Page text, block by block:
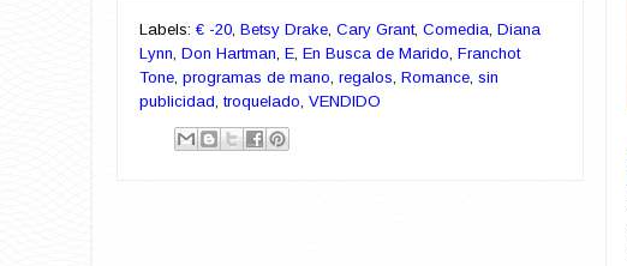
Labels: € -20 Betsy Drake Cary Grant, Comedia Diana
Lynn Don Hartman E En Busca de Marido Franchot
Tone programas de mano regalos Romance sin
publicidad troquelado VENDIDO